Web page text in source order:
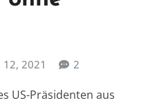
12, 2021 2
US-Präsidenten aus